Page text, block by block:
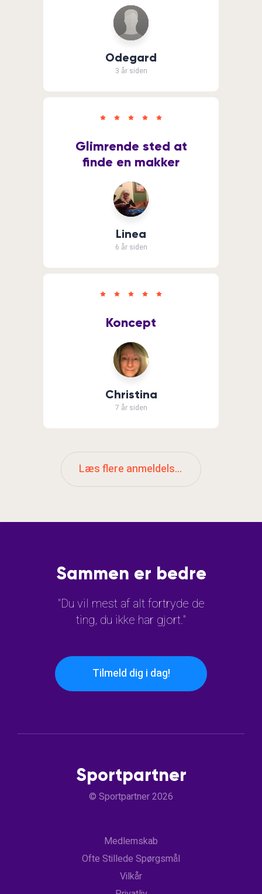
Odegard
3 år siden
Linea
6 år siden
Glimrende sted at
finde en makker
Christina
7 år siden
Koncept
Læs flere anmeldelser
Sammen er bedre
"Du vil mest af alt fortryde de
ting, du ikke har gjort."
Tilmeld dig i dag!
Sportpartner
© Sportpartner 2026
Medlemskab
Ofte Stillede Spørgsmål
Vilkår